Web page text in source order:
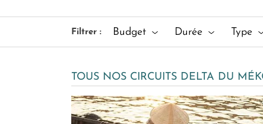
Prolongez votre exploration du sud du
Filtrer : Budget Durée Type
TOUS NOS CIRCUITS DELTA DU